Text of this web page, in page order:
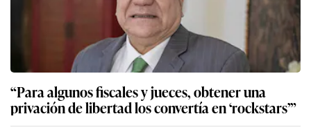
“Para algunos fiscales y jueces, obtener una
privación de libertad los convertía en ‘rockstars’”